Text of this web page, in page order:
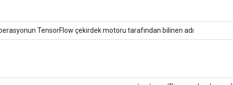
TensorFlow çekirdek motoru tarafından bilinen adı